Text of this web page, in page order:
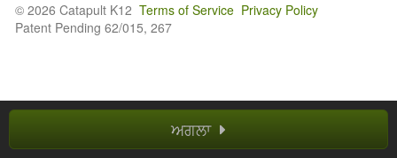
ਅਗਲਾ
© 2026 Catapult K12 Terms of Service Privacy Policy
Patent Pending 62/015, 267